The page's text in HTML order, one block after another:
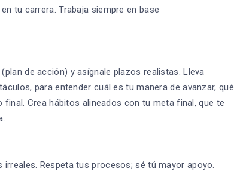
tu carrera. Trabaja siempre en base
de acción) y asígnale plazos realistas. Lleva
para entender cuál es tu manera de avanzar, qué
Crea hábitos alineados con tu meta final, que te
Respeta tus procesos; sé tú mayor apoyo.